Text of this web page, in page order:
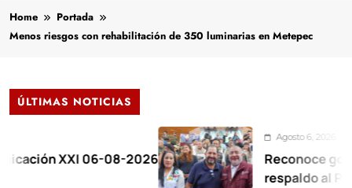
Home
Portada
Menos riesgos con rehabilitación de 350 luminarias en Metepec
ÚLTIMAS NOTICIAS
XXI 06-08-2026
Agosto 6, 2026
Reconoce
respaldo al Plan de